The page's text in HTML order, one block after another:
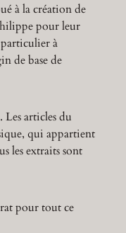
à la création de
pour leur
à
de base de
Les articles du
qui appartient
les extraits sont
pour tout ce